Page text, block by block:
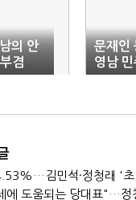
의 안
겸
문재인
영남 민
이할꼬
김민석·정청래 '초